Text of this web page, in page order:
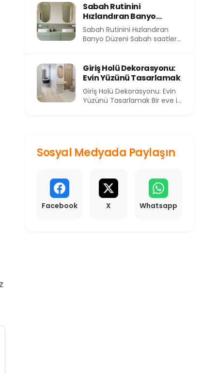
Sabah Rutinini
Hızlandıran Banyo
Düzeni
Sabah Rutinini Hızlandıran
Banyo Düzeni Sabah saatleri,
Giriş Holü Dekorasyonu:
Evin Yüzünü Tasarlamak
Giriş Holü Dekorasyonu: Evin
Yüzünü Tasarlamak Bir eve ilk
Sosyal Medyada Paylaşın
Facebook X Whatsapp